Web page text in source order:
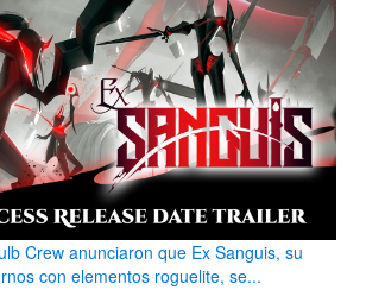
Crew anunciaron que Ex Sanguis, su
con elementos roguelite, se...